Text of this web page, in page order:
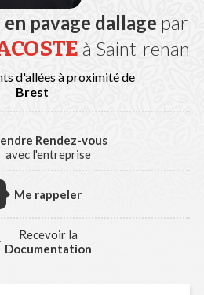
pavage dallage par
à Saint-renan
d'allées à proximité de
Brest
Rendez-vous
avec l'entreprise
Me rappeler
Recevoir la
Documentation